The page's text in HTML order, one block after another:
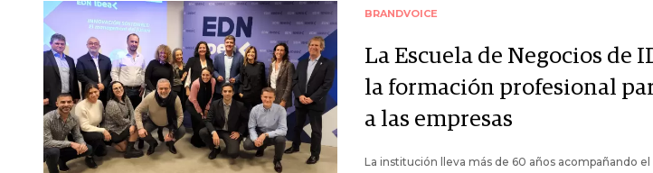
BRANDVOICE
La Escuela de Negocios de
la formación profesional
a las empresas
La institución lleva más de 60 años acompañando el